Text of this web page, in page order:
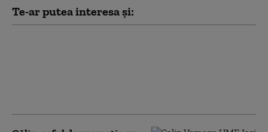
Te-ar putea interesa și: